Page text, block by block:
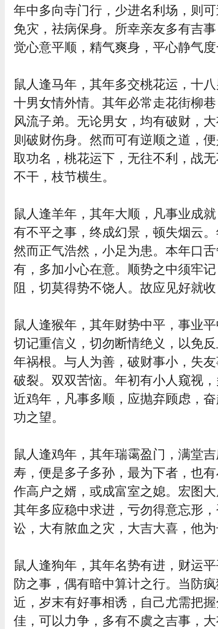
年中多向寺门行，少进名利场，则
免灾，祛病保身。所幸亲友多有吉
觉心意平顺，精气爽身，平心静气
鼠人逢马年，其年多交桃花运，十
十男女情外情。其年必常走花街柳
风流子弟。无论男女，均有破财，
则破财伤身。然而可有逆顺之道，
取功名，桃花运下，无往不利，战
不干，枝节横生。
鼠人逢羊年，其年大顺，凡事业成
有不平之事，终成幻景，顿失烟云
然而正气浩然，小足为患。本年口
有，多加小心在意。顺势之中须牢
阻，切莫得势不饶人。故应见好就
鼠人逢猴年，其年财势中平，事业
切记重信义，切勿断情绝义，以免
年祸根。与人为善，破财事小，失
破裂。双双苦恼。年初有小人窥视
近鸡年，凡事多顺，应抛弃顾虑，
功之望。
鼠人逢鸡年，其年瑞霭盈门，满堂
寿，便是多子多孙，最为下者，也
作高户之婿，或成富室之媳。宏图
其年多应稳中求进，亏勿得意忘形
讼，大有脓血之灾，大吉大喜，他
鼠人逢狗年，其年名势有进，财运
防之事，偶有暗中算计之行。当防
近，岁末有好事相诱，自己尤需把
佳，可以力争，多有不虞之吉事，